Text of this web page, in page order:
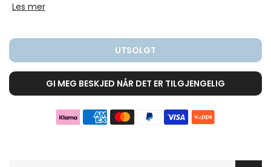
Les mer
UTSOLGT
GI MEG BESKJED NÅR DET ER TILGJENGELIG